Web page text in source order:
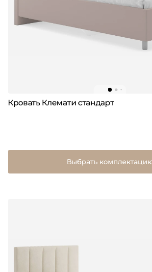
Кровать Клемати стандарт
Выбрать